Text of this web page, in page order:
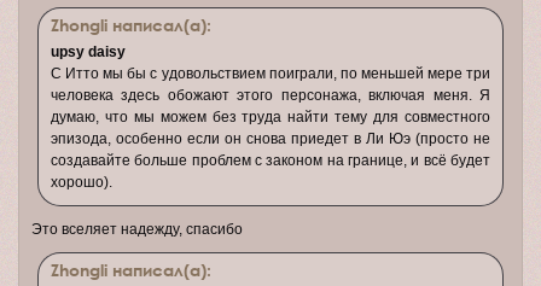
Zhongli написал(а):
upsy daisy
С Итто мы бы с удовольствием поиграли, по меньшей мере три
человека здесь обожают этого персонажа, включая меня. Я
думаю, что мы можем без труда найти тему для совместного
эпизода, особенно если он снова приедет в Ли Юэ (просто не
создавайте больше проблем с законом на границе, и всё будет
хорошо).
Это вселяет надежду, спасибо
Zhongli написал(а):